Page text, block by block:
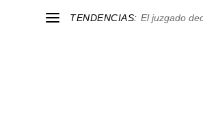
TENDENCIAS: El juzgado